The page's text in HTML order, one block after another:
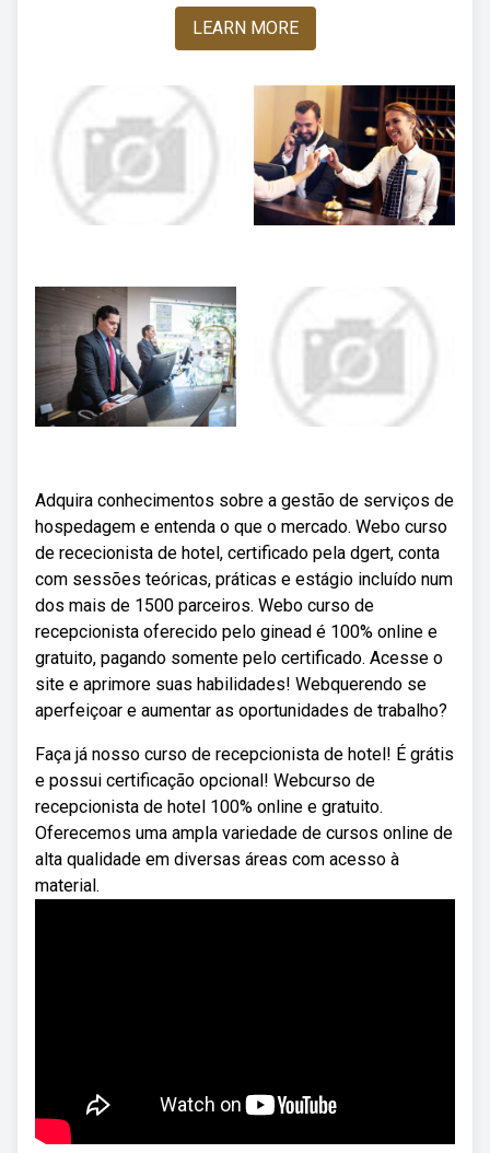
LEARN MORE
Adquira conhecimentos sobre a gestão de serviços de
hospedagem e entenda o que o mercado. Webo curso
de rececionista de hotel, certificado pela dgert, conta
com sessões teóricas, práticas e estágio incluído num
dos mais de 1500 parceiros. Webo curso de
recepcionista oferecido pelo ginead é 100% online e
gratuito, pagando somente pelo certificado. Acesse o
site e aprimore suas habilidades! Webquerendo se
aperfeiçoar e aumentar as oportunidades de trabalho?
Faça já nosso curso de recepcionista de hotel! É grátis
e possui certificação opcional! Webcurso de
recepcionista de hotel 100% online e gratuito.
Oferecemos uma ampla variedade de cursos online de
alta qualidade em diversas áreas com acesso à
material.